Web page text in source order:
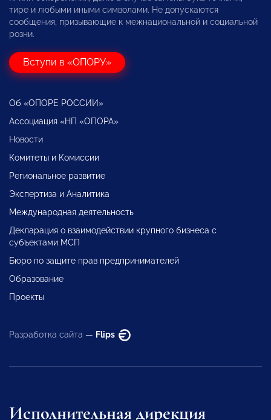
тире и любыми иными символами. Не допускаются
сообщения, призывающие к межнациональной и социальной
розни.
Вступи в «ОПОРУ»
Об «ОПОРЕ РОССИИ»
Ассоциация «НП «ОПОРА»
Новости
Комитеты и Комиссии
Региональное развитие
Экспертиза и Аналитика
Международная деятельность
Декларация о взаимодействии крупного бизнеса с
субъектами МСП
Бюро по защите прав предпринимателей
Образование
Проекты
Разработка сайта — Flips
Исполнительная дирекция